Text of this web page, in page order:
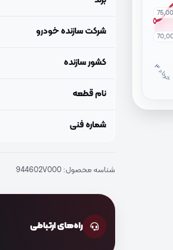
خ
ر
داد
۳
شرکت سازنده خودرو
کشور سازنده
نام قطعه
شماره فنی
شناسه محصول:944602V000
راه‌های ارتباطی